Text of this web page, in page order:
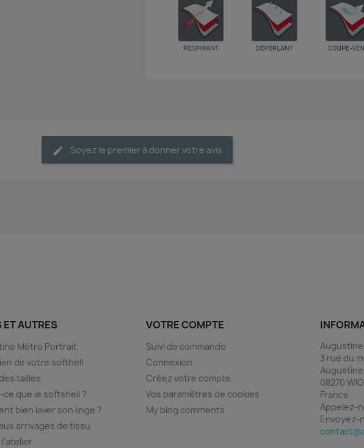
Soyez le premier à donner votre avis
ET AUTRES
Métro Portrait
de votre softhell
tailles
que le softshell ?
bien laver son linge ?
arrivages de tissu
l'atelier
VOTRE COMPTE
Suivi de commande
Connexion
Créez votre compte
Vos paramètres de cookies
My blog comments
3 rue du
08270
France
Appelez-
Envoyez-